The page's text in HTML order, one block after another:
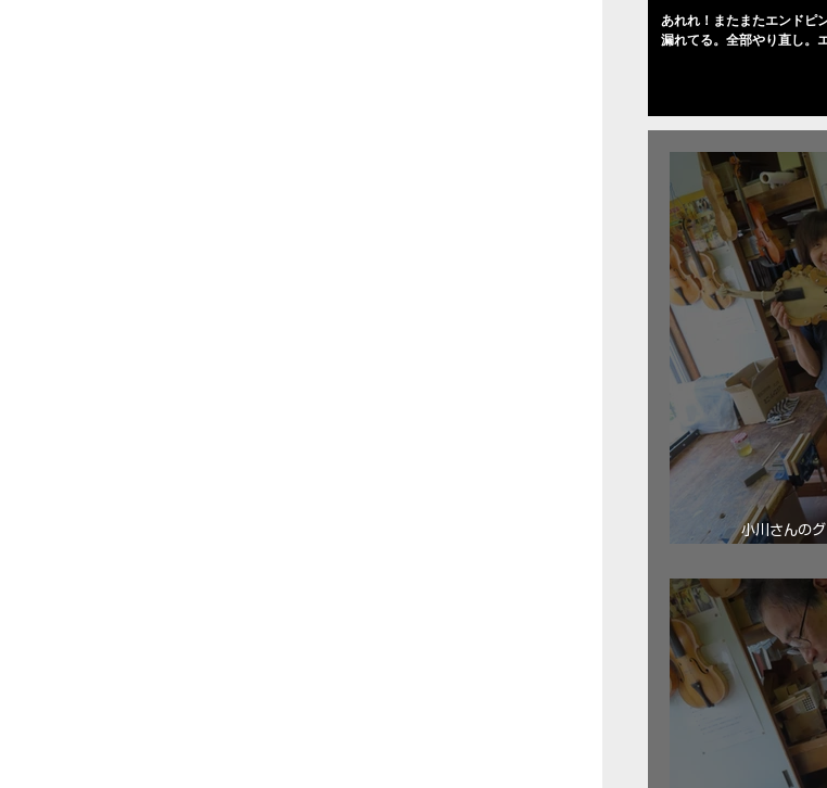
あれれ！またまたエンドピ
漏れてる。全部やり直し。
小川さんの